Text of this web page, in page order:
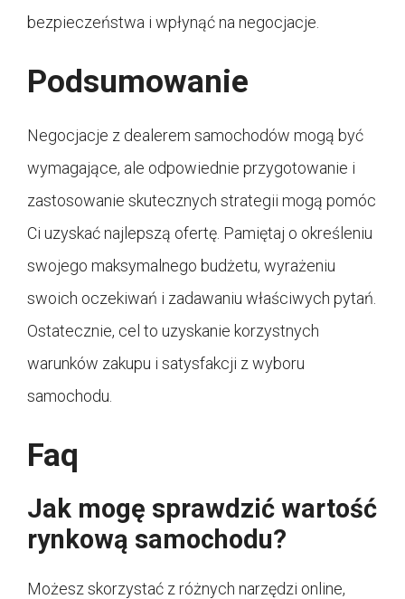
bezpieczeństwa i wpłynąć na negocjacje.
Podsumowanie
Negocjacje z dealerem samochodów mogą być
wymagające, ale odpowiednie przygotowanie i
zastosowanie skutecznych strategii mogą pomóc
Ci uzyskać najlepszą ofertę. Pamiętaj o określeniu
swojego maksymalnego budżetu, wyrażeniu
swoich oczekiwań i zadawaniu właściwych pytań.
Ostatecznie, cel to uzyskanie korzystnych
warunków zakupu i satysfakcji z wyboru
samochodu.
Faq
Jak mogę sprawdzić wartość
rynkową samochodu?
Możesz skorzystać z różnych narzędzi online,